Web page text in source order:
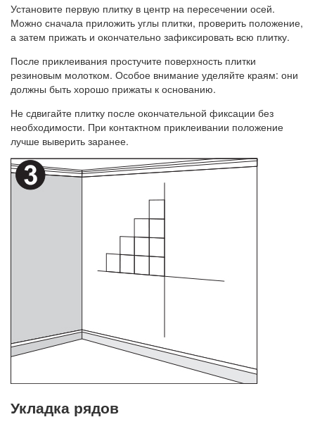
Установите первую плитку в центр на пересечении осей.
Можно сначала приложить углы плитки, проверить положение,
а затем прижать и окончательно зафиксировать всю плитку.
После приклеивания простучите поверхность плитки
резиновым молотком. Особое внимание уделяйте краям: они
должны быть хорошо прижаты к основанию.
Не сдвигайте плитку после окончательной фиксации без
необходимости. При контактном приклеивании положение
лучше выверить заранее.
Укладка рядов